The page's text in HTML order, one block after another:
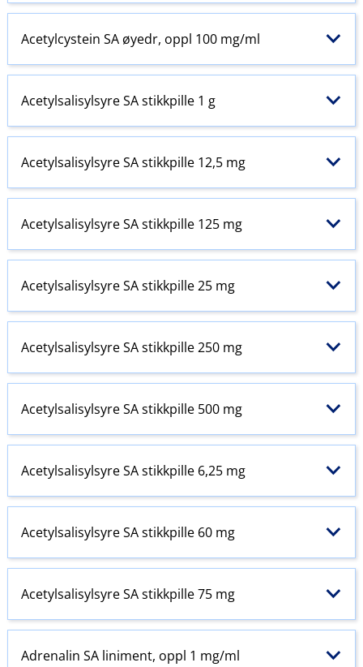
Acetylcystein SA øyedr, oppl 100 mg/ml
Acetylsalisylsyre SA stikkpille 1 g
Acetylsalisylsyre SA stikkpille 12,5 mg
Acetylsalisylsyre SA stikkpille 125 mg
Acetylsalisylsyre SA stikkpille 25 mg
Acetylsalisylsyre SA stikkpille 250 mg
Acetylsalisylsyre SA stikkpille 500 mg
Acetylsalisylsyre SA stikkpille 6,25 mg
Acetylsalisylsyre SA stikkpille 60 mg
Acetylsalisylsyre SA stikkpille 75 mg
Adrenalin SA liniment, oppl 1 mg/ml